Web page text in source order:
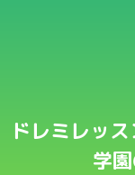
ドレミレッ
学